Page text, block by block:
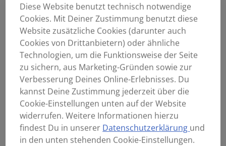
Diese Website benutzt technisch notwendige
Cookies. Mit Deiner Zustimmung benutzt diese
Website zusätzliche Cookies (darunter auch
Cookies von Drittanbietern) oder ähnliche
Technologien, um die Funktionsweise der Seite
zu sichern, aus Marketing-Gründen sowie zur
Verbesserung Deines Online-Erlebnisses. Du
kannst Deine Zustimmung jederzeit über die
Cookie-Einstellungen unten auf der Website
widerrufen. Weitere Informationen hierzu
findest Du in unserer Datenschutzerklärung und
in den unten stehenden Cookie-Einstellungen.